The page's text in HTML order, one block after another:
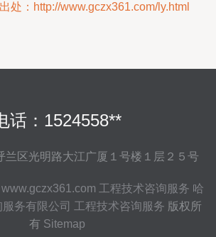
处：http://www.gczx361.com/ly.html
话：1524558**
兰区光明路大江广厦１号楼１层２５号
www.gczx361.com 工程技术咨询服务 哈
务有限公司 工程技术咨询服务 版权所
有 Sitemap